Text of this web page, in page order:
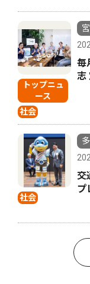
トップニュ
ース
社会
毎
志
社会
交
プ